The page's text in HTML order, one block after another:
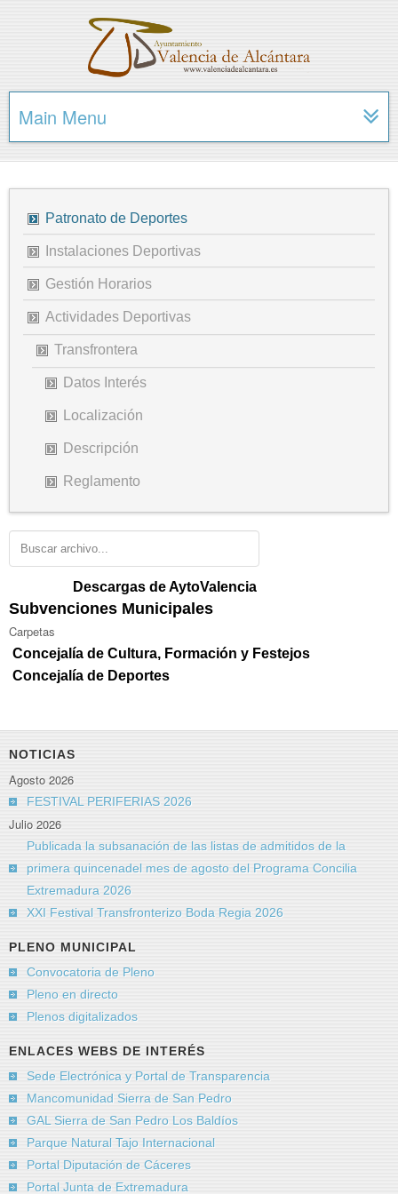
Main Menu
Patronato de Deportes
Instalaciones Deportivas
Gestión Horarios
Actividades Deportivas
Transfrontera
Datos Interés
Localización
Descripción
Reglamento
Descargas de AytoValencia
Subvenciones Municipales
Carpetas
Concejalía de Cultura, Formación y Festejos
Concejalía de Deportes
NOTICIAS
Agosto 2026
FESTIVAL PERIFERIAS 2026
Julio 2026
Publicada la subsanación de las listas de admitidos de la
primera quincenadel mes de agosto del Programa Concilia
Extremadura 2026
XXI Festival Transfronterizo Boda Regia 2026
PLENO MUNICIPAL
Convocatoria de Pleno
Pleno en directo
Plenos digitalizados
ENLACES WEBS DE INTERÉS
Sede Electrónica y Portal de Transparencia
Mancomunidad Sierra de San Pedro
GAL Sierra de San Pedro Los Baldíos
Parque Natural Tajo Internacional
Portal Diputación de Cáceres
Portal Junta de Extremadura